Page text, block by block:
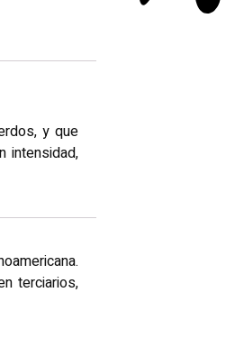
y que
intensidad,
terciarios,